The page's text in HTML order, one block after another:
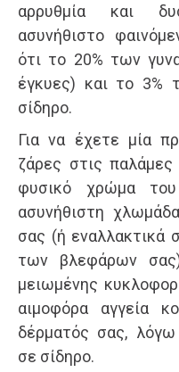
αρρυθμία και
ασυνήθιστο
ότι το 20% των
έγκυες) και το 3%
σίδηρο.
Για να έχετε μία
ζάρες στις
φυσικό χρώμα
ασυνήθιστη
σας (ή εναλλακτικά
των βλεφάρων
μειωμένης
αιμοφόρα αγγεία
δέρματός σας, λόγω
σε σίδηρο.